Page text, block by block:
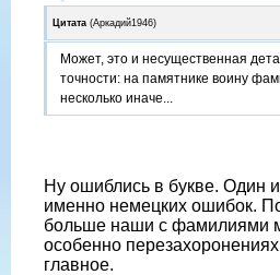
Цитата (Аркадий1946)
Может, это и несущественная
точности: на памятнике воину
несколько иначе...
Ну ошиблись в букве. Один
именно немецких ошибок.
больше наши с фамилиями
особенно
главное.